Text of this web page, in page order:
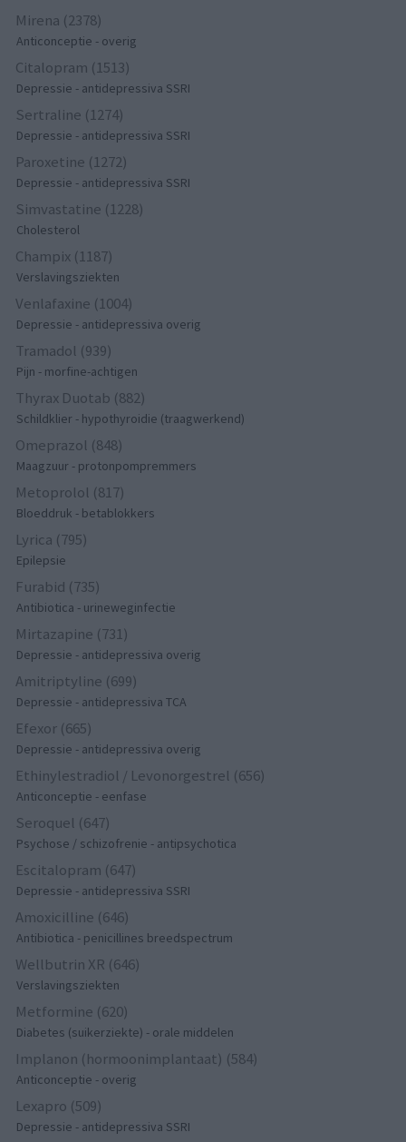
Mirena (2378)
Anticonceptie - overig
Citalopram (1513)
Depressie - antidepressiva SSRI
Sertraline (1274)
Depressie - antidepressiva SSRI
Paroxetine (1272)
Depressie - antidepressiva SSRI
Simvastatine (1228)
Cholesterol
Champix (1187)
Verslavingsziekten
Venlafaxine (1004)
Depressie - antidepressiva overig
Tramadol (939)
Pijn - morfine-achtigen
Thyrax Duotab (882)
Schildklier - hypothyroidie (traagwerkend)
Omeprazol (848)
Maagzuur - protonpompremmers
Metoprolol (817)
Bloeddruk - betablokkers
Lyrica (795)
Epilepsie
Furabid (735)
Antibiotica - urineweginfectie
Mirtazapine (731)
Depressie - antidepressiva overig
Amitriptyline (699)
Depressie - antidepressiva TCA
Efexor (665)
Depressie - antidepressiva overig
Ethinylestradiol / Levonorgestrel (656)
Anticonceptie - eenfase
Seroquel (647)
Psychose / schizofrenie - antipsychotica
Escitalopram (647)
Depressie - antidepressiva SSRI
Amoxicilline (646)
Antibiotica - penicillines breedspectrum
Wellbutrin XR (646)
Verslavingsziekten
Metformine (620)
Diabetes (suikerziekte) - orale middelen
Implanon (hormoonimplantaat) (584)
Anticonceptie - overig
Lexapro (509)
Depressie - antidepressiva SSRI